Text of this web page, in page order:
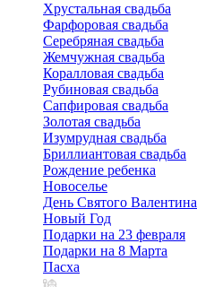
Хрустальная свадьба
Фарфоровая свадьба
Серебряная свадьба
Жемчужная свадьба
Коралловая свадьба
Рубиновая свадьба
Сапфировая свадьба
Золотая свадьба
Изумрудная свадьба
Бриллиантовая свадьба
Рождение ребенка
Новоселье
День Святого Валентина
Новый Год
Подарки на 23 февраля
Подарки на 8 Марта
Пасха